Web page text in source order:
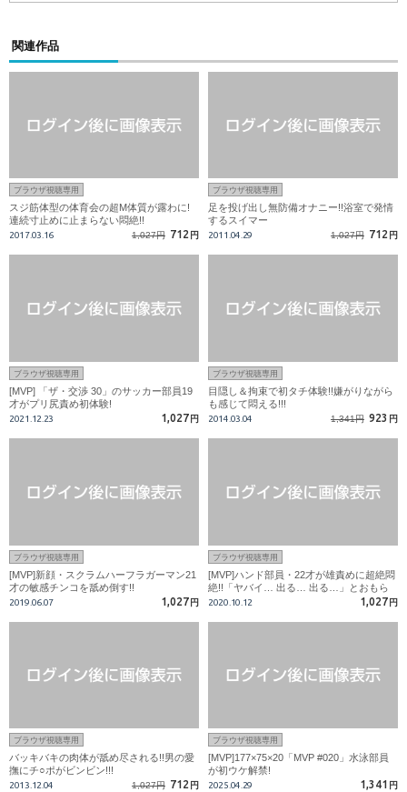
関連作品
ブラウザ視聴専用
スジ筋体型の体育会の超M体質が露わに!
連続寸止めに止まらない悶絶!!
2017.03.16 1,027円 712 円
ブラウザ視聴専用
足を投げ出し無防備オナニー!!浴室で発情
するスイマー
2011.04.29 1,027円 712 円
ブラウザ視聴専用
[MVP] 「ザ・交渉 30」のサッカー部員19
才がプリ尻責め初体験!
2021.12.23 1,027 円
ブラウザ視聴専用
目隠し＆拘束で初タチ体験!!嫌がりながら
も感じて悶える!!!
2014.03.04 1,341円 923 円
ブラウザ視聴専用
[MVP]新顔・スクラムハーフラガーマン21
才の敏感チンコを舐め倒す!!
2019.06.07 1,027 円
ブラウザ視聴専用
[MVP]ハンド部員・22才が雄責めに超絶悶
絶!!「ヤバイ… 出る… 出る…」とおもら
し射精!!
2020.10.12 1,027 円
ブラウザ視聴専用
バッキバキの肉体が舐め尽される!!男の愛
撫にチ○ポがビンビン!!!
2013.12.04 1,027円 712 円
ブラウザ視聴専用
[MVP]177×75×20「MVP #020」水泳部員
が初ウケ解禁!
2025.04.29 1,341 円